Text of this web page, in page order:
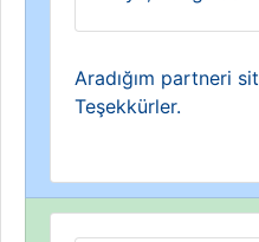
Aradığım partneri
Teşekkürler.